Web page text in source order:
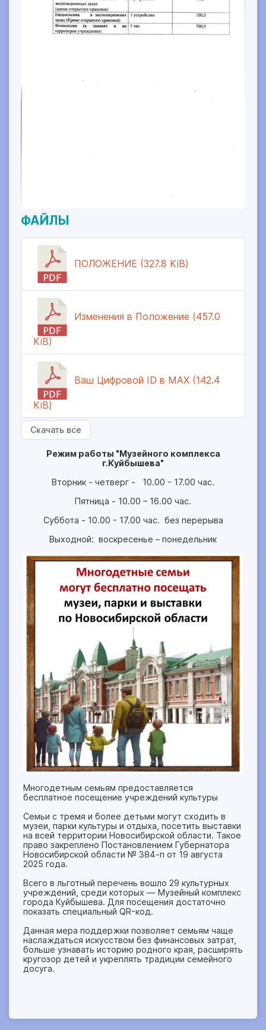
ФАЙЛЫ
ПОЛОЖЕНИЕ (327.8 KiB)
Изменения в Положение (457.0
KiB)
Ваш Цифровой ID в МАХ (142.4
KiB)
Скачать все
Режим работы "Музейного комплекса
г.Куйбышева"
Вторник - четверг - 10.00 - 17.00 час.
Пятница - 10.00 – 16.00 час.
Суббота - 10.00 - 17.00 час. без перерыва
Выходной: воскресенье – понедельник
Многодетным семьям предоставляется
бесплатное посещение учреждений культуры
Семьи с тремя и более детьми могут сходить в
музеи, парки культуры и отдыха, посетить выставки
на всей территории Новосибирской области. Такое
право закреплено Постановлением Губернатора
Новосибирской области № 384-п от 19 августа
2025 года.
Всего в льготный перечень вошло 29 культурных
учреждений, среди которых — Музейный комплекс
города Куйбышева. Для посещения достаточно
показать специальный QR-код.
Данная мера поддержки позволяет семьям чаще
наслаждаться искусством без финансовых затрат,
больше узнавать историю родного края, расширять
кругозор детей и укреплять традиции семейного
досуга.